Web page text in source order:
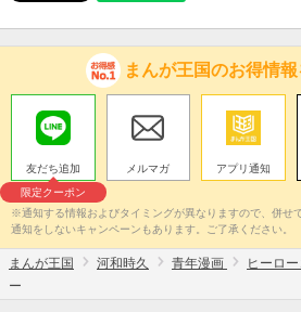
まんが王国のお得情
友だち追加
限定クーポン
メルマガ アプリ通知
※通知する情報およびタイミングが異なりますので、併せ
通知をしないキャンペーンもあります。ご了承ください。
まんが王国 河和時久 青年漫画 ヒーロ
ー